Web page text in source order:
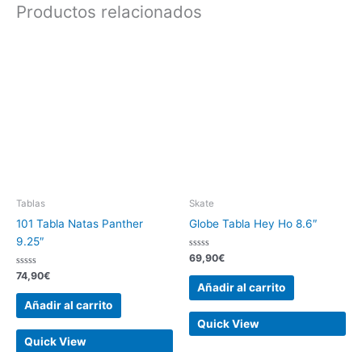
Productos relacionados
Tablas
101 Tabla Natas Panther
9.25″
Valorado
con
0
74,90€
Añadir al carrito
Quick View
Skate
Globe Tabla Hey Ho 8.6″
Valorado
con
0
69,90€
Añadir al carrito
Quick View